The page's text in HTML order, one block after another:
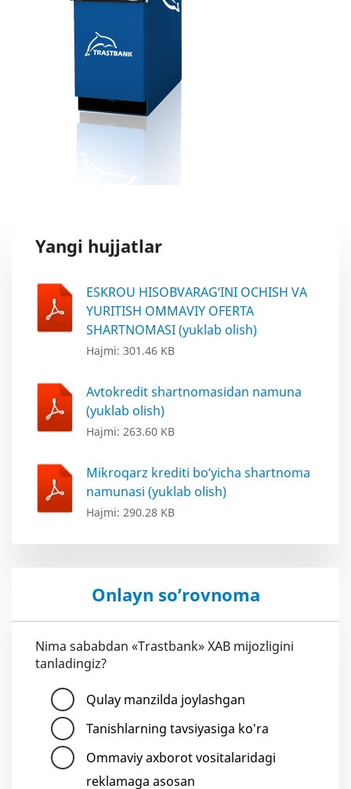
Yangi hujjatlar
ESKROU HISOBVARAG‘INI OCHISH VA
YURITISH OMMAVIY OFERTA
SHARTNOMASI (yuklab olish)
Hajmi: 301.46 KB
Avtokredit shartnomasidan namuna
(yuklab olish)
Hajmi: 263.60 KB
Mikroqarz krediti bo‘yicha shartnoma
namunasi (yuklab olish)
Hajmi: 290.28 KB
Onlayn so’rovnoma
Nima sababdan «Trastbank» XAB mijozligini
tanladingiz?
Qulay manzilda joylashgan
Tanishlarning tavsiyasiga ko'ra
Ommaviy axborot vositalaridagi
reklamaga asosan